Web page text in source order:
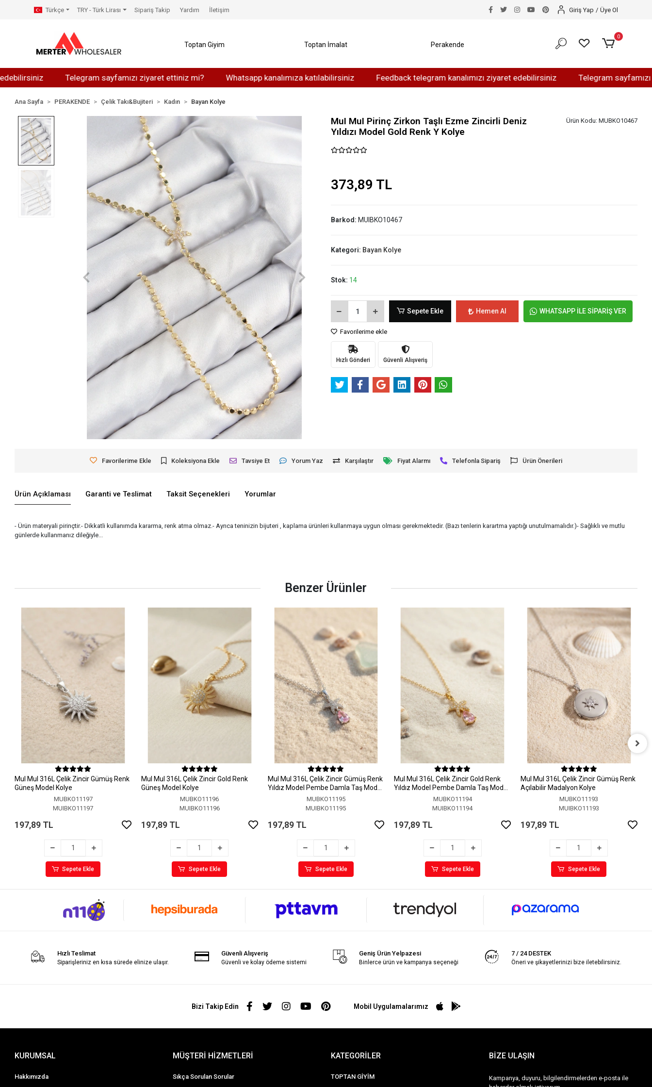
Telegram sayfamızı ziyaret ettiniz mi? Whatsapp kanalımıza katılabilirsiniz Feedback telegram kanalımızı ziyaret edebilirsiniz Telegram sayfamızı
Türkçe TRY - Türk Lirası Sipariş Takip Yardım İletişim Giriş Yap / Üye Ol
Toptan Giyim Toptan İmalat Perakende
0
Ana Sayfa PERAKENDE Çelik Takı&Bujiteri Kadın Bayan Kolye
MuI MuI Pirinç Zirkon Taşlı Ezme Zincirli Deniz
Yıldızı Model Gold Renk Y Kolye
Ürün Kodu: MUBKO10467
373,89 TL
Barkod: MUIBKO10467
Kategori: Bayan Kolye
Stok: 14
Sepete Ekle Hemen Al WHATSAPP İLE SİPARİŞ VER
Favorilerime ekle
Hızlı Gönderi Güvenli Alışveriş
Favorilerime Ekle Koleksiyona Ekle Tavsiye Et Yorum Yaz Karşılaştır Fiyat Alarmı Telefonla Sipariş Ürün Önerileri
Ürün Açıklaması Garanti ve Teslimat Taksit Seçenekleri Yorumlar
- Ürün materyali pirinçtir.- Dikkatli kullanımda kararma, renk atma olmaz.- Ayrıca teninizin bijuteri , kaplama ürünleri kullanmaya uygun olması gerekmektedir. (Bazı tenlerin karartma yaptığı unutulmamalıdır.)- Sağlıklı ve mutlu
günlerde kullanmanız dileğiyle...
Benzer Ürünler
MuI MuI 316L Çelik Zincir Gümüş Renk
Güneş Model Kolye
MUBKO11197
MUIBKO11197
197,89 TL
Sepete Ekle
MuI MuI 316L Çelik Zincir Gold Renk
Güneş Model Kolye
MUBKO11196
MUIBKO11196
197,89 TL
Sepete Ekle
MuI MuI 316L Çelik Zincir Gümüş Renk
Yıldız Model Pembe Damla Taş Model
MUBKO11195
MUIBKO11195
197,89 TL
Sepete Ekle
MuI MuI 316L Çelik Zincir Gold Renk
Yıldız Model Pembe Damla Taş Model
MUBKO11194
MUIBKO11194
197,89 TL
Sepete Ekle
MuI MuI 316L Çelik Zincir Gümüş Renk
Açılabilir Madalyon Kolye
MUBKO11193
MUIBKO11193
197,89 TL
Sepete Ekle
Hızlı Teslimat
Siparişleriniz en kısa sürede elinize ulaşır.
Güvenli Alışveriş
Güvenli ve kolay ödeme sistemi
Geniş Ürün Yelpazesi
Binlerce ürün ve kampanya seçeneği
7 / 24 DESTEK
Öneri ve şikayetlerinizi bize iletebilirsiniz.
Bizi Takip Edin Mobil Uygulamalarımız
KURUMSAL
Hakkımızda
MÜŞTERİ HİZMETLERİ
Sıkça Sorulan Sorular
KATEGORİLER
TOPTAN GİYİM
BİZE ULAŞIN
Kampanya, duyuru, bilgilendirmelerden e-posta ile